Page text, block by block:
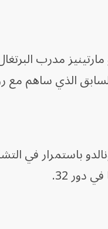
مارتينيز مدرب
الذي ساهم مع
باستمرار في
دور 32.